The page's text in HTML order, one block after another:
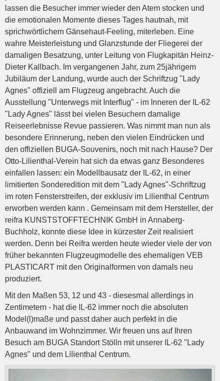
lassen die Besucher immer wieder den Atem stocken und
die emotionalen Momente dieses Tages hautnah, mit
sprichwörtlichem Gänsehaut-Feeling, miterleben. Eine
wahre Meisterleistung und Glanzstunde der Fliegerei der
damaligen Besatzung, unter Leitung von Flugkapitän Heinz-
Dieter Kallbach. Im vergangenen Jahr, zum 25jährigem
Jubiläum der Landung, wurde auch der Schriftzug "Lady
Agnes" offiziell am Flugzeug angebracht. Auch die
Ausstellung "Unterwegs mit Interflug" - im Inneren der IL-62
"Lady Agnes" lässt bei vielen Besuchern damalige
Reiseerlebnisse Revue passieren. Was nimmt man nun als
besondere Erinnerung, neben den vielen Eindrücken und
den offiziellen BUGA-Souvenirs, noch mit nach Hause? Der
Otto-Lilienthal-Verein hat sich da etwas ganz Besonderes
einfallen lassen: ein Modellbausatz der IL-62, in einer
limitierten Sonderedition mit dem "Lady Agnes"-Schriftzug
im roten Fensterstreifen, der exklusiv im Lilienthal Centrum
erworben werden kann . Gemeinsam mit dem Hersteller, der
reifra KUNSTSTOFFTECHNIK GmbH in Annaberg-
Buchholz, konnte diese Idee in kürzester Zeit realisiert
werden. Denn bei Reifra werden heute wieder viele der von
früher bekannten Flugzeugmodelle des ehemaligen VEB
PLASTICART mit den Originalformen von damals neu
produziert.
Mit den Maßen 53, 12 und 43 - diesesmal allerdings in
Zentimetern - hat die IL-62 immer noch die absoluten
Model(l)maße und passt daher auch perfekt in die
Anbauwand im Wohnzimmer. Wir freuen uns auf Ihren
Besuch am BUGA Standort Stölln mit unserer IL-62 "Lady
Agnes" und dem Lilienthal Centrum.